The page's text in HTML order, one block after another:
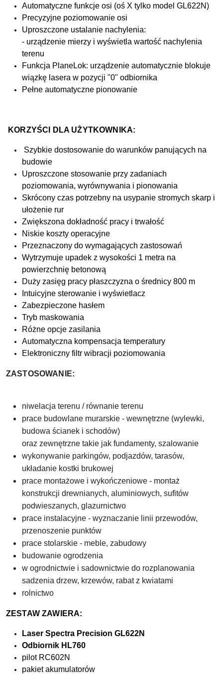
Automatyczne funkcje osi (oś X tylko model GL622N)
Precyzyjne poziomowanie osi
Uproszczone ustalanie nachylenia:
- urządzenie mierzy i wyświetla wartość nachylenia
terenu
Funkcja PlaneLok: urządzenie automatycznie blokuje
wiązkę lasera w pozycji "0" odbiornika
Pełne automatyczne pionowanie
KORZYŚCI DLA UŻYTKOWNIKA:
Szybkie dostosowanie do warunków panujących na
budowie
Uproszczone stosowanie przy zadaniach
poziomowania, wyrównywania i pionowania
Skrócony czas potrzebny na usypanie stromych skarp i
ułożenie rur
Zwiększona dokładność pracy i trwałość
Niskie koszty operacyjne
Przeznaczony do wymagających zastosowań
Wytrzymuje upadek z wysokości 1 metra na
powierzchnię betonową
Duży zasięg pracy płaszczyzna o średnicy 800 m
Intuicyjne sterowanie i wyświetlacz
Zabezpieczone hasłem
Tryb maskowania
Różne opcje zasilania
Automatyczna kompensacja temperatury
Elektroniczny filtr wibracji poziomowania
ZASTOSOWANIE:
niwelacja terenu / równanie terenu
prace budowlane murarskie - wewnętrzne (wylewki,
budowa ścianek i schodów)
oraz zewnętrzne takie jak fundamenty, szalowanie
wykonywanie parkingów, podjazdów, tarasów,
układanie kostki brukowej
prace montażowe i wykończeniowe - montaż
konstrukcji drewnianych, aluminiowych, sufitów
podwieszanych, glazurnictwo
prace instalacyjne - wyznaczanie linii przewodów,
przenoszenie punktów
prace stolarskie - meble, zabudowy
budowanie ogrodzenia
w ogrodnictwie i sadownictwie do rozplanowania
sadzenia drzew, krzewów, rabat z kwiatami
rolnictwo
ZESTAW ZAWIERA:
Laser Spectra Precision GL622N
Odbiornik HL760
pilot RC602N
pakiet akumulatorów